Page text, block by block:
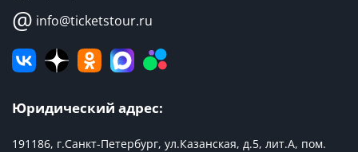
@ info@ticketstour.ru
Юридический адрес:
191186, г.Санкт-Петербург, ул.Казанская, д.5, лит.А, пом.